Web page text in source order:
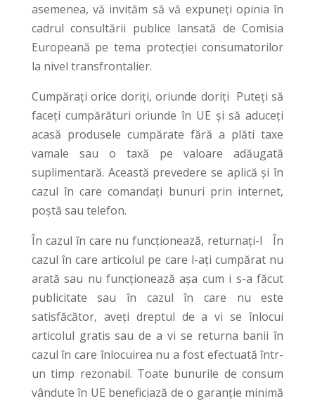
asemenea, vă invităm să vă expuneți opinia în
cadrul consultării publice lansată de Comisia
Europeană pe tema protecției consumatorilor
la nivel transfrontalier.
Cumpăraţi orice doriţi, oriunde doriţi Puteţi să
faceţi cumpărături oriunde în UE şi să aduceţi
acasă produsele cumpărate fără a plăti taxe
vamale sau o taxă pe valoare adăugată
suplimentară. Această prevedere se aplică şi în
cazul în care comandaţi bunuri prin internet,
poştă sau telefon.
În cazul în care nu funcţionează, returnaţi-l În
cazul în care articolul pe care l-aţi cumpărat nu
arată sau nu funcţionează aşa cum i s-a făcut
publicitate sau în cazul în care nu este
satisfăcător, aveţi dreptul de a vi se înlocui
articolul gratis sau de a vi se returna banii în
cazul în care înlocuirea nu a fost efectuată într-
un timp rezonabil. Toate bunurile de consum
vândute în UE beneficiază de o garanţie minimă